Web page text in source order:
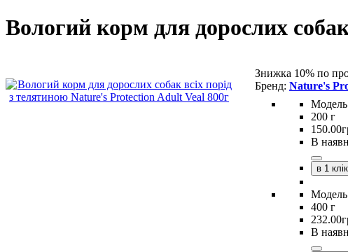
Вологий корм для дорослих
Знижка 10% по
Nature's
200 г
150.00
В
в 1 клік
400 г
232.00
В